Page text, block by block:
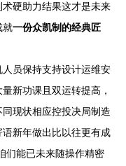
硬助力结果这才是未来
就一份众凯制的经典匠
员保持支持设计运维安
新功课且双运转提高，
现状相应控投决局制造
新年做出比以往更有成
们能已未来随操作精密